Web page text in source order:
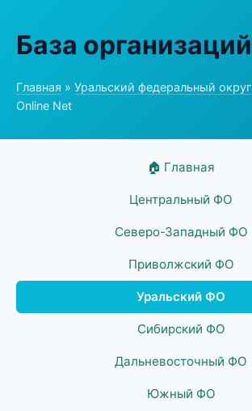
База организаций
Главная » Уральский федеральный округ
Online Net
🏠 Главная
Центральный ФО
Северо-Западный ФО
Приволжский ФО
Уральский ФО
Сибирский ФО
Дальневосточный ФО
Южный ФО